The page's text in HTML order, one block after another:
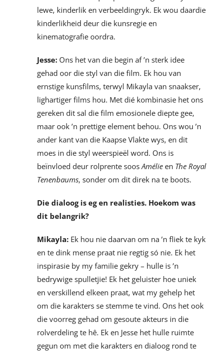
lewe, kinderlik en verbeeldingryk. Ek wou daardie
kinderlikheid deur die kunsregie en
kinematografie oordra.
Jesse:Ons het van die begin af ’n sterk idee
gehad oor die styl van die film. Ek hou van
ernstige kunsfilms, terwyl Mikayla van snaakser,
lighartiger films hou. Met dié kombinasie het ons
gereken dit sal die film emosionele diepte gee,
maar ook ’n prettige element behou. Ons wou ’n
ander kant van die Kaapse Vlakte wys, en dit
moes in die styl weerspieël word. Ons is
beïnvloed deur rolprente soos Amélieen The Royal
Tenenbaums, sonder om dit direk na te boots.
Die dialoog is eg en realisties. Hoekom was
dit belangrik?
Mikayla:Ek hou nie daarvan om na ’n fliek te kyk
en te dink mense praat nie regtig só nie. Ek het
inspirasie by my familie gekry – hulle is ’n
bedrywige spulletjie! Ek het geluister hoe uniek
en verskillend elkeen praat, wat my gehelp het
om die karakters se stemme te vind. Ons het ook
die voorreg gehad om gesoute akteurs in die
rolverdeling te hê. Ek en Jesse het hulle ruimte
gegun om met die karakters en dialoog rond te